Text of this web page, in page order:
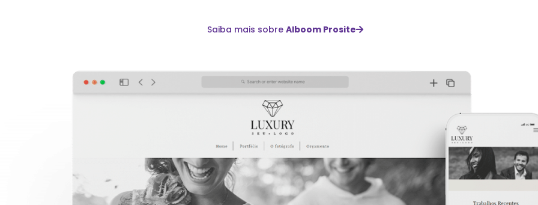
Saiba mais sobre Alboom Prosite